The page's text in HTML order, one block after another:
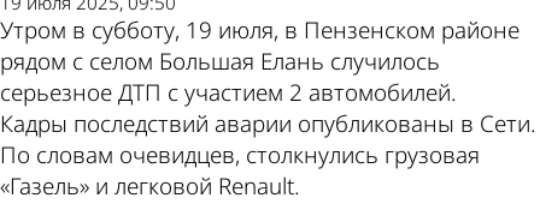
Утром в субботу, 19 июля, в Пензенском районе
рядом с селом Большая Елань случилось
серьезное ДТП с участием 2 автомобилей.
Кадры последствий аварии опубликованы в Сети.
По словам очевидцев, столкнулись грузовая
«Газель» и легковой Renault.